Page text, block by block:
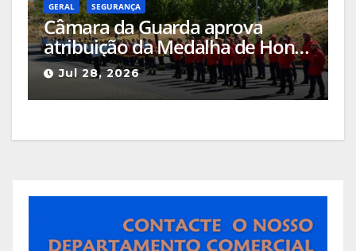
GERAL SEGURANÇA
Câmara da Guarda aprova
atribuição da Medalha de Honra
de Grau Ouro à Associação
Humanitária de Bombeiros
Voluntários da Guarda
Jul 28, 2026